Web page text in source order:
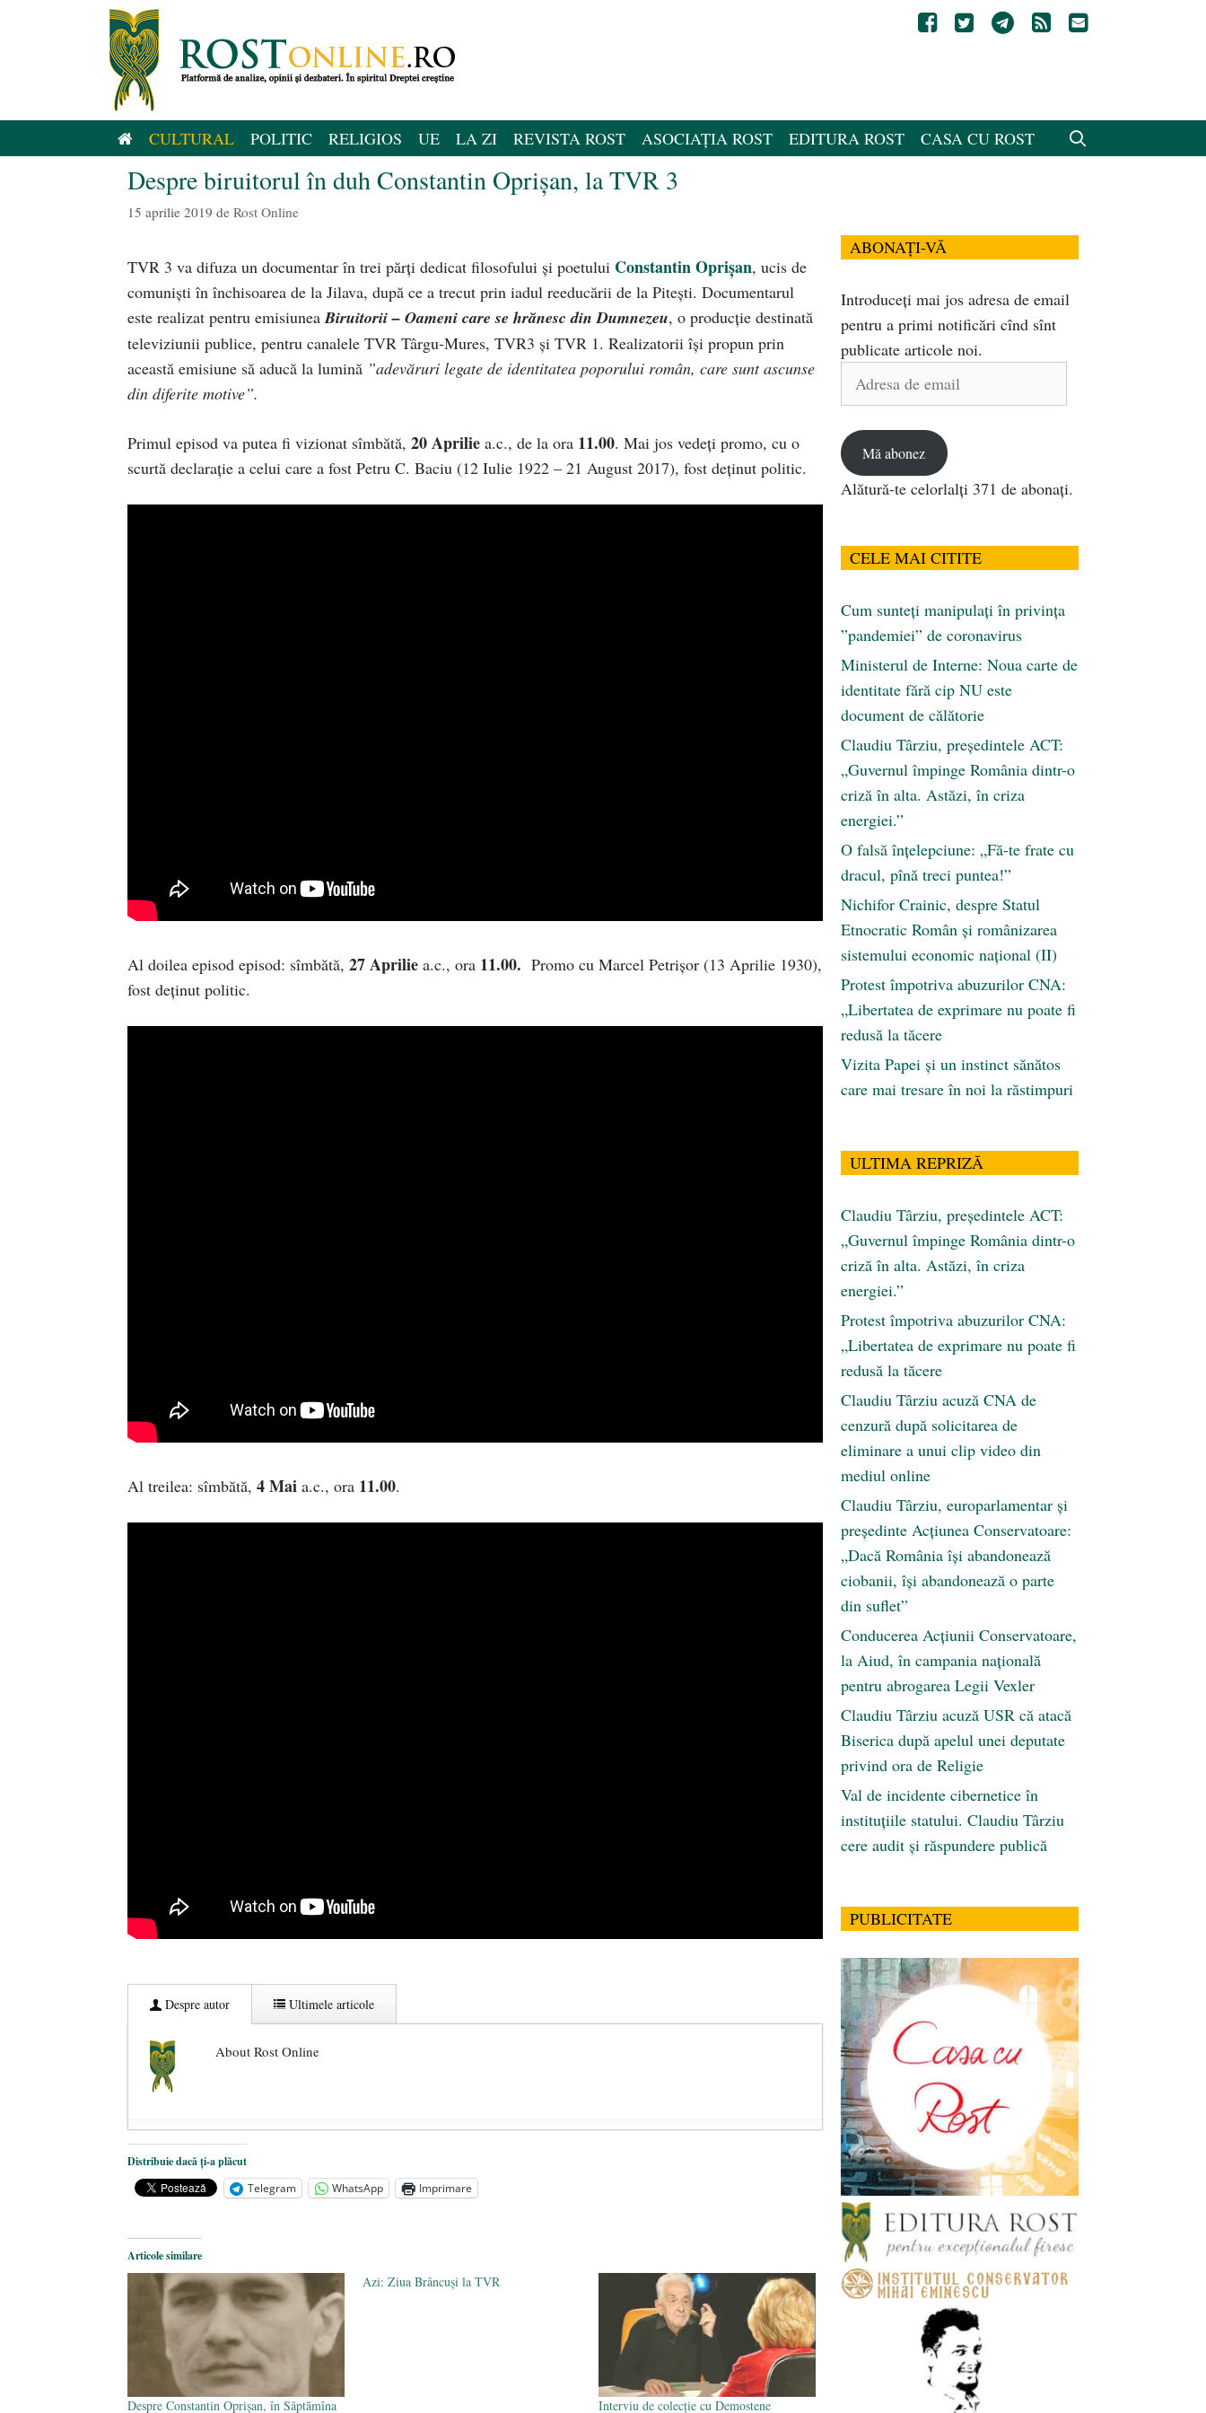
CULTURAL POLITIC RELIGIOS UE LA ZI REVISTA ROST ASOCIAȚIA ROST EDITURA ROST CASA CU ROST
Despre biruitorul în duh Constantin Oprișan, la TVR 3
15 aprilie 2019 de Rost Online
TVR 3 va difuza un documentar în trei părți dedicat filosofului și poetului Constantin Oprișan, ucis de
comuniști în închisoarea de la Jilava, după ce a trecut prin iadul reeducării de la Pitești. Documentarul
este realizat pentru emisiunea Biruitorii – Oameni care se hrănesc din Dumnezeu, o producţie destinată
televiziunii publice, pentru canalele TVR Târgu-Mures, TVR3 şi TVR 1. Realizatorii își propun prin
această emisiune să aducă la lumină ”adevăruri legate de identitatea poporului român, care sunt ascunse
din diferite motive”.
Primul episod va putea fi vizionat sîmbătă, 20 Aprilie a.c., de la ora 11.00. Mai jos vedeți promo, cu o
scurtă declarație a celui care a fost Petru C. Baciu (12 Iulie 1922 – 21 August 2017), fost deținut politic.
Al doilea episod episod: sîmbătă, 27 Aprilie a.c., ora 11.00. Promo cu Marcel Petrișor (13 Aprilie 1930),
fost deținut politic.
Al treilea: sîmbătă, 4 Mai a.c., ora 11.00.
Despre autor Ultimele articole
About Rost Online
Dezvăluiri cutremurătoare despre președintele Ucrainei, Volodymyr Zelensky
Statul care servește Națiunea - 21 aprilie 2026
Legea Vexler produce efecte. Bustul poetului Octavian Goga, înlăturat din Iași
Distribuie dacă ți-a plăcut
Telegram
WhatsApp Imprimare
Articole similare
Despre Constantin Oprișan, în Săptămîna
Azi: Ziua Brâncuși la TVR
Interviu de colecție cu Demostene
ABONAȚI-VĂ
Introduceți mai jos adresa de email
pentru a primi notificări cînd sînt
publicate articole noi.
Adresa
Mă abonez
Alătură-te celorlalți 371 de abonați.
CELE MAI CITITE
Cum sunteți manipulați în privința
”pandemiei” de coronavirus
Ministerul de Interne: Noua carte de
identitate fără cip NU este
document de călătorie
Claudiu Târziu, președintele ACT:
„Guvernul împinge România dintr-o
criză în alta. Astăzi, în criza
energiei.”
O falsă înțelepciune: „Fă-te frate cu
dracul, pînă treci puntea!”
Nichifor Crainic, despre Statul
Etnocratic Român şi românizarea
sistemului economic naţional (II)
Protest împotriva abuzurilor CNA:
„Libertatea de exprimare nu poate fi
redusă la tăcere
Vizita Papei și un instinct sănătos
care mai tresare în noi la răstimpuri
ULTIMA REPRIZĂ
Claudiu Târziu, președintele ACT:
„Guvernul împinge România dintr-o
criză în alta. Astăzi, în criza
energiei.”
Protest împotriva abuzurilor CNA:
„Libertatea de exprimare nu poate fi
redusă la tăcere
Claudiu Târziu acuză CNA de
cenzură după solicitarea de
eliminare a unui clip video din
mediul online
Claudiu Târziu, europarlamentar și
președinte Acțiunea Conservatoare:
„Dacă România își abandonează
ciobanii, își abandonează o parte
din suflet”
Conducerea Acțiunii Conservatoare,
la Aiud, în campania națională
pentru abrogarea Legii Vexler
Claudiu Târziu acuză USR că atacă
Biserica după apelul unei deputate
privind ora de Religie
Val de incidente cibernetice în
instituțiile statului. Claudiu Târziu
cere audit și răspundere publică
PUBLICITATE